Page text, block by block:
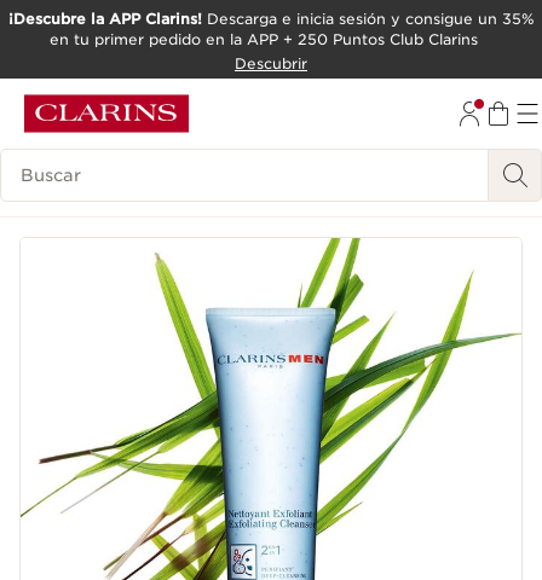
IR AL CONTENIDO
¡Descubre la APP Clarins!Descarga e inicia sesión y consigue un 35%
en tu primer pedido en la APP + 250 Puntos Club Clarins
Descubrir
Leyenda